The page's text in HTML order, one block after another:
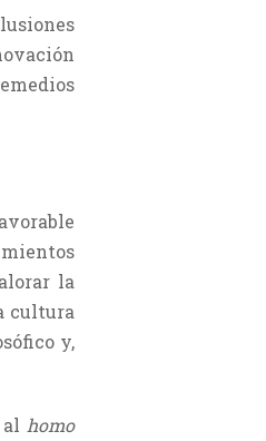
la
cultura
y,
al homo